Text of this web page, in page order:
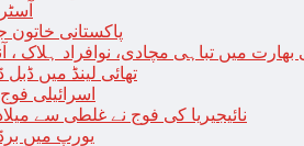
پاکستانی خاتون
میں تباہی مچادی، نوافراد ہلاک ،
تھائی لینڈ میں ڈبل
اسرائیلی
نائیجیریا کی فوج نے غلطی سے میلاد
یورپ میں